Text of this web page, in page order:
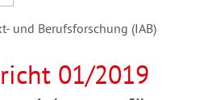
und Berufsforschung (IAB)
01/2019